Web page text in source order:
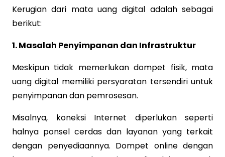
Kerugian dari mata uang digital adalah sebagai
berikut:
1. Masalah Penyimpanan dan Infrastruktur
Meskipun tidak memerlukan dompet fisik, mata
uang digital memiliki persyaratan tersendiri untuk
penyimpanan dan pemrosesan.
Misalnya, koneksi Internet diperlukan seperti
halnya ponsel cerdas dan layanan yang terkait
dengan penyediaannya. Dompet online dengan